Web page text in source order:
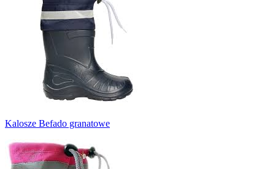
Kalosze Befado granatowe